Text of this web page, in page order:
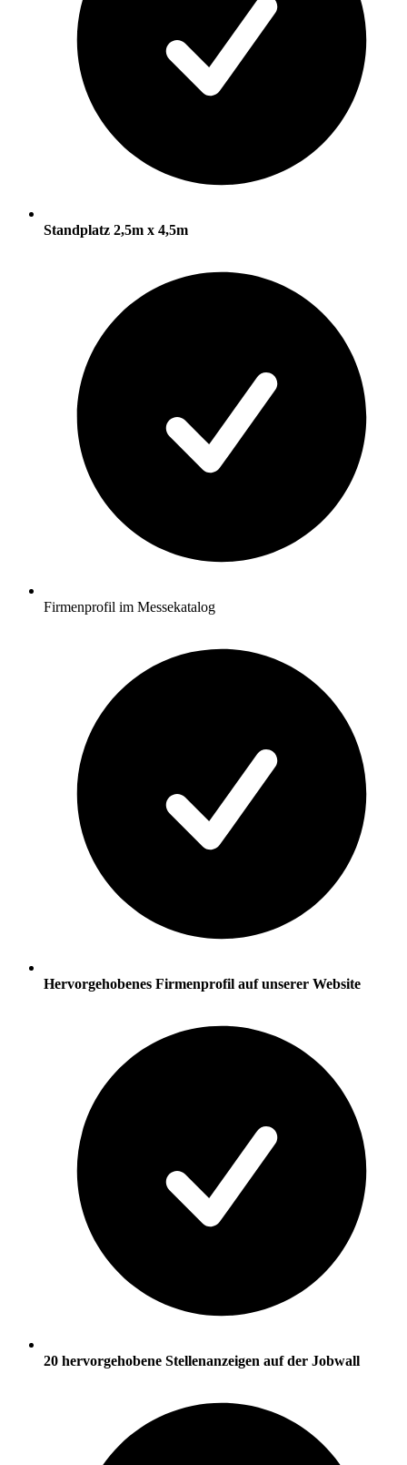
Standplatz 2,5m x 4,5m
Firmenprofil im Messekatalog
Hervorgehobenes Firmenprofil auf unserer Website
20 hervorgehobene Stellenanzeigen auf der Jobwall